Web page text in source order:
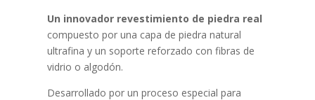
Un innovador revestimiento de piedra real
compuesto por una capa de piedra natural
ultrafina y un soporte reforzado con fibras de
vidrio o algodón.
Desarrollado por un proceso especial para